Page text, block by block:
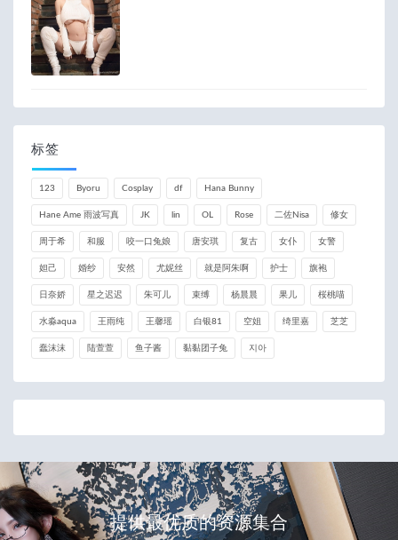
标签
123 Byoru Cosplay df Hana Bunny
Hane Ame 雨波写真 JK lin OL Rose 二佐Nisa 修女
周于希 和服 咬一口兔娘 唐安琪 复古 女仆 女警
妲己 婚纱 安然 尤妮丝 就是阿朱啊 护士 旗袍
日奈娇 星之迟迟 朱可儿 束缚 杨晨晨 果儿 桜桃喵
水淼aqua 王雨纯 王馨瑶 白银81 空姐 绮里嘉 芝芝
蠢沫沫 陆萱萱 鱼子酱 黏黏团子兔 지아
提供最优质的资源集合